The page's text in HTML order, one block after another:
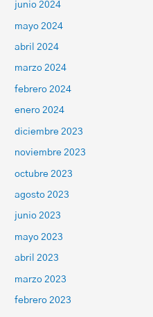
junio 2024
mayo 2024
abril 2024
marzo 2024
febrero 2024
enero 2024
diciembre 2023
noviembre 2023
octubre 2023
agosto 2023
junio 2023
mayo 2023
abril 2023
marzo 2023
febrero 2023